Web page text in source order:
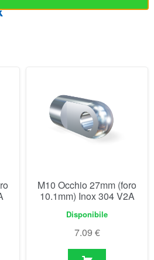
M10 Occhio 27mm (foro
10.1mm) Inox 304 V2A
Disponibile
7.09 €